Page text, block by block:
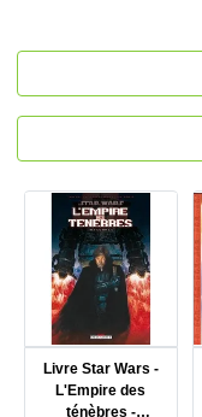
Livre Star Wars -
L'Empire des
ténèbres -